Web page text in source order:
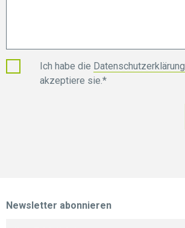
Ich habe die Datenschutzerklärung
akzeptiere sie.*
Newsletter abonnieren